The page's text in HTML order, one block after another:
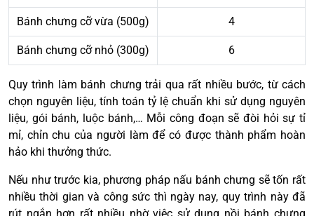
Bánh chưng cỡ vừa (500g) 4
Bánh chưng cỡ nhỏ (300g) 6
Quy trình làm bánh chưng trải qua rất nhiều bước, từ cách
chọn nguyên liệu, tính toán tỷ lệ chuẩn khi sử dụng nguyên
liệu, gói bánh, luộc bánh,… Mỗi công đoạn sẽ đòi hỏi sự tỉ
mỉ, chỉn chu của người làm để có được thành phẩm hoàn
hảo khi thưởng thức.
Nếu như trước kia, phương pháp nấu bánh chưng sẽ tốn rất
nhiều thời gian và công sức thì ngày nay, quy trình này đã